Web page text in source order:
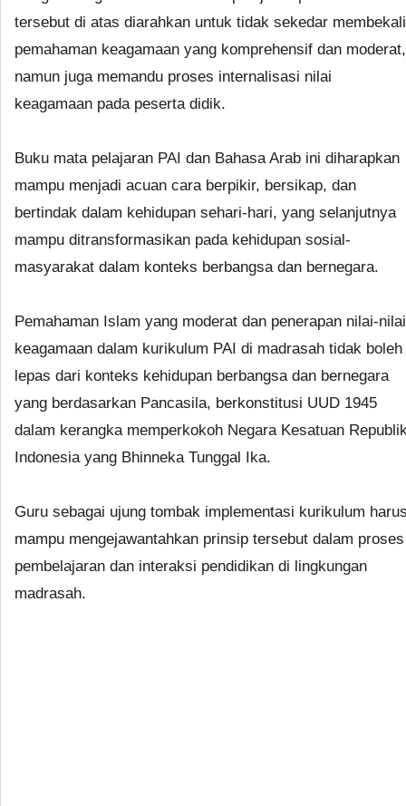
tersebut di atas diarahkan untuk tidak sekedar membekali
pemahaman keagamaan yang komprehensif dan moderat,
namun juga memandu proses internalisasi nilai
keagamaan pada peserta didik.
Buku mata pelajaran PAI dan Bahasa Arab ini diharapkan
mampu menjadi acuan cara berpikir, bersikap, dan
bertindak dalam kehidupan sehari-hari, yang selanjutnya
mampu ditransformasikan pada kehidupan sosial-
masyarakat dalam konteks berbangsa dan bernegara.
Pemahaman Islam yang moderat dan penerapan nilai-nilai
keagamaan dalam kurikulum PAI di madrasah tidak boleh
lepas dari konteks kehidupan berbangsa dan bernegara
yang berdasarkan Pancasila, berkonstitusi UUD 1945
dalam kerangka memperkokoh Negara Kesatuan
Indonesia yang Bhinneka Tunggal Ika.
Guru sebagai ujung tombak implementasi kurikulum
mampu mengejawantahkan prinsip tersebut dalam proses
pembelajaran dan interaksi pendidikan di lingkungan
madrasah.